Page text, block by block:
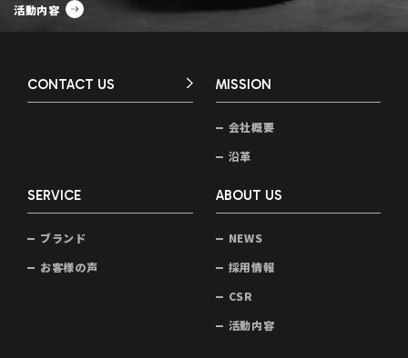
活動内容
CONTACT US MISSION
会社概要
沿革
SERVICE
ブランド
お客様の声
ABOUT US
NEWS
採用情報
CSR
活動内容